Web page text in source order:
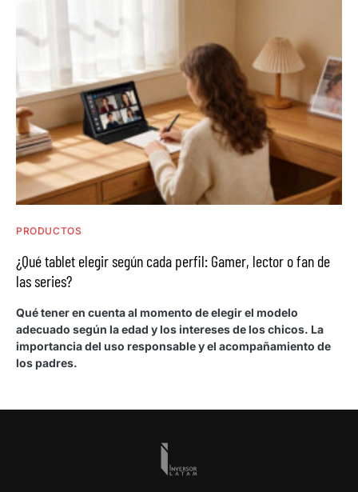
PRODUCTOS
¿Qué tablet elegir según cada perfil: Gamer, lector o fan de
las series?
Qué tener en cuenta al momento de elegir el modelo
adecuado según la edad y los intereses de los chicos. La
importancia del uso responsable y el acompañamiento de
los padres.